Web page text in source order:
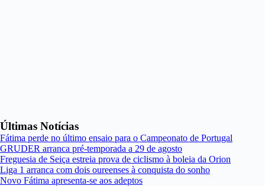
Últimas Notícias
Fátima perde no último ensaio para o Campeonato de Portugal
GRUDER arranca pré-temporada a 29 de agosto
Freguesia de Seiça estreia prova de ciclismo à boleia da Orion
Liga 1 arranca com dois oureenses à conquista do sonho
Novo Fátima apresenta-se aos adeptos